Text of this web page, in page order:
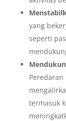
yang
seperti
termasuk